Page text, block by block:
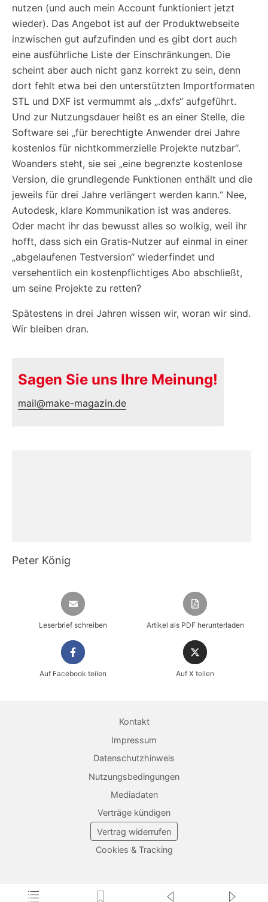
nutzen (und auch mein Account funktioniert jetzt
wieder). Das Angebot ist auf der Produktwebseite
inzwischen gut aufzufinden und es gibt dort auch
eine ausführliche Liste der Einschränkungen. Die
scheint aber auch nicht ganz korrekt zu sein, denn
dort fehlt etwa bei den unterstützten Importformaten
STL und DXF ist vermummt als „.dxfs“ aufgeführt.
Und zur Nutzungsdauer heißt es an einer Stelle, die
Software sei „für berechtigte Anwender drei Jahre
kostenlos für nichtkommerzielle Projekte nutzbar“.
Woanders steht, sie sei „eine begrenzte kostenlose
Version, die grundlegende Funktionen enthält und die
jeweils für drei Jahre verlängert werden kann.“ Nee,
Autodesk, klare Kommunikation ist was anderes.
Oder macht ihr das bewusst alles so wolkig, weil ihr
hofft, dass sich ein Gratis-Nutzer auf einmal in einer
„abgelaufenen Testversion“ wiederfindet und
versehentlich ein kostenpflichtiges Abo abschließt,
um seine Projekte zu retten?
Spätestens in drei Jahren wissen wir, woran wir sind.
Wir bleiben dran.
Sagen Sie uns Ihre Meinung!
mail@make-magazin.de
Peter König
Leserbrief schreiben Artikel als PDF herunterladen
Auf Facebook teilen Auf X teilen
Kontakt
Impressum
Datenschutzhinweis
Nutzungsbedingungen
Mediadaten
Verträge kündigen
Vertrag widerrufen
Cookies & Tracking